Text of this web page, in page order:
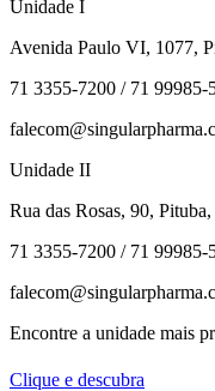
Unidade I
Avenida Paulo VI, 1077,
71 3355-7200 / 71 99985-
Unidade II
Rua das Rosas, 90,
71 3355-7200 / 71 99985-
Encontre a unidade mais
Clique e descubra